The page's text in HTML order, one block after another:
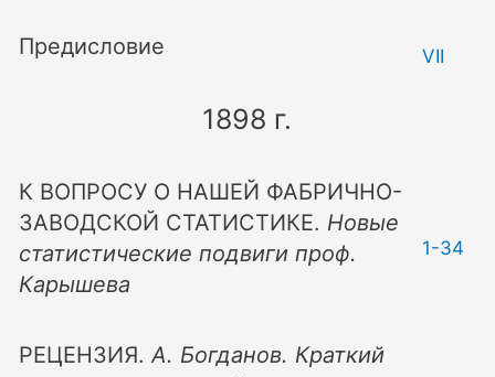
Предисловие VII
1898 г.
К ВОПРОСУ О НАШЕЙ ФАБРИЧНО-
ЗАВОДСКОЙ СТАТИСТИКЕ. Новые
статистические подвиги проф.
Карышева
1-34
РЕЦЕНЗИЯ.А. Богданов. Краткий